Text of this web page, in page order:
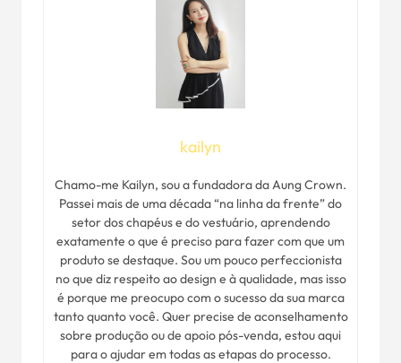
kailyn
Chamo-me Kailyn, sou a fundadora da Aung Crown.
Passei mais de uma década “na linha da frente” do
setor dos chapéus e do vestuário, aprendendo
exatamente o que é preciso para fazer com que um
produto se destaque. Sou um pouco perfeccionista
no que diz respeito ao design e à qualidade, mas isso
é porque me preocupo com o sucesso da sua marca
tanto quanto você. Quer precise de aconselhamento
sobre produção ou de apoio pós-venda, estou aqui
para o ajudar em todas as etapas do processo.